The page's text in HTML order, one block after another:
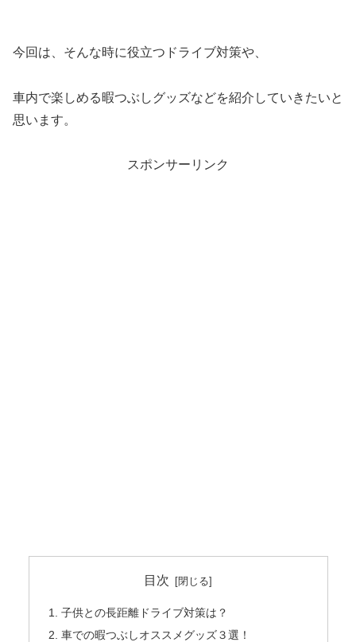
今回は、そんな時に役立つドライブ対策や、
車内で楽しめる暇つぶしグッズなどを紹介していきたいと
思います。
スポンサーリンク
目次
子供との長距離ドライブ対策は？
車での暇つぶしオススメグッズ３選！